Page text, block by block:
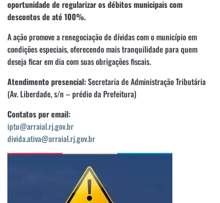
oportunidade de regularizar os débitos municipais com
descontos de até 100%.
A ação promove a renegociação de dívidas com o município em
condições especiais, oferecendo mais tranquilidade para quem
deseja ficar em dia com suas obrigações fiscais.
Atendimento presencial:Secretaria de Administração Tributária
(Av. Liberdade, s/n – prédio da Prefeitura)
Contatos por email:
iptu@arraial.rj.gov.br
divida.ativa@arraial.rj.gov.br